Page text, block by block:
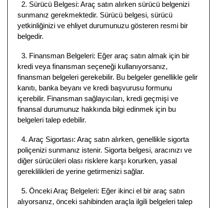
2. Sürücü Belgesi: Araç satın alırken sürücü belgenizi
sunmanız gerekmektedir. Sürücü belgesi, sürücü
yetkinliğinizi ve ehliyet durumunuzu gösteren resmi bir
belgedir.
3. Finansman Belgeleri: Eğer araç satın almak için bir
kredi veya finansman seçeneği kullanıyorsanız,
finansman belgeleri gerekebilir. Bu belgeler genellikle gelir
kanıtı, banka beyanı ve kredi başvurusu formunu
içerebilir. Finansman sağlayıcıları, kredi geçmişi ve
finansal durumunuz hakkında bilgi edinmek için bu
belgeleri talep edebilir.
4. Araç Sigortası: Araç satın alırken, genellikle sigorta
poliçenizi sunmanız istenir. Sigorta belgesi, aracınızı ve
diğer sürücüleri olası risklere karşı korurken, yasal
gereklilikleri de yerine getirmenizi sağlar.
5. Önceki Araç Belgeleri: Eğer ikinci el bir araç satın
alıyorsanız, önceki sahibinden araçla ilgili belgeleri talep